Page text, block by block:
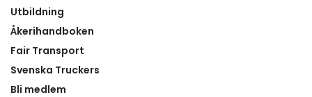
Utbildning
Åkerihandboken
Fair Transport
Svenska Truckers
Bli medlem